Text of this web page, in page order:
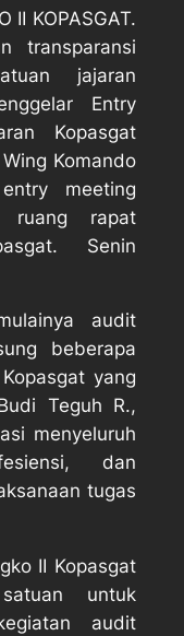
II KOPASGAT.
transparansi
jajaran
Entry
Kopasgat
Komando
meeting
ruang rapat
Senin
audit
beberapa
yang
Teguh R.,
menyeluruh
dan
tugas
II Kopasgat
untuk
audit